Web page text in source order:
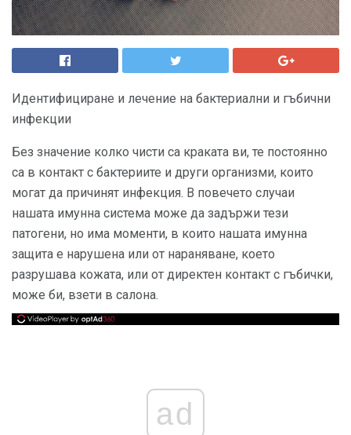
Идентифициране и лечение на бактериални и гъбични
инфекции
Без значение колко чисти са краката ви, те постоянно
са в контакт с бактериите и други организми, които
могат да причинят инфекция. В повечето случаи
нашата имунна система може да задържи тези
патогени, но има моменти, в които нашата имунна
защита е нарушена или от нараняване, което
разрушава кожата, или от директен контакт с гъбички,
може би, взети в салона.
ad